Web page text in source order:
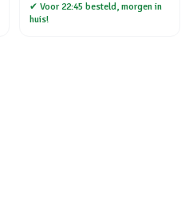
✔ Voor 22:45 besteld, morgen in
huis!